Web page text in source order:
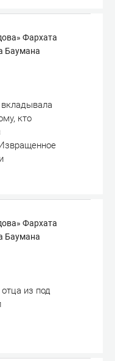
Фархата
Баумана
вкладывала
кто
Фархата
Баумана
из под